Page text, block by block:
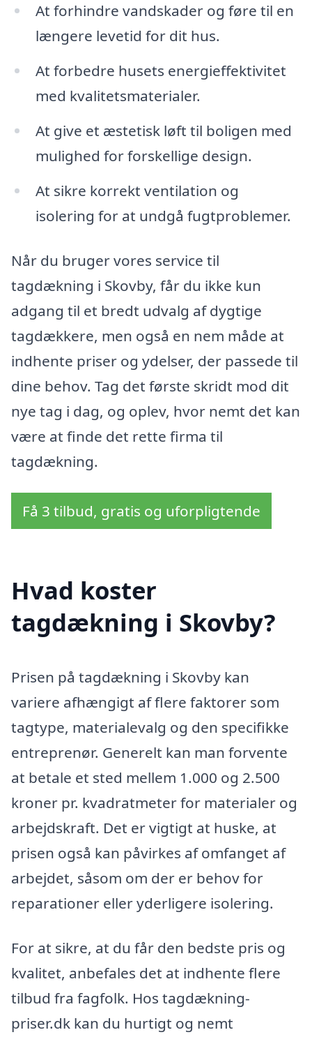
At forhindre vandskader og føre til en
længere levetid for dit hus.
At forbedre husets energieffektivitet
med kvalitetsmaterialer.
At give et æstetisk løft til boligen med
mulighed for forskellige design.
At sikre korrekt ventilation og
isolering for at undgå fugtproblemer.
Når du bruger vores service til
tagdækning i Skovby, får du ikke kun
adgang til et bredt udvalg af dygtige
tagdækkere, men også en nem måde at
indhente priser og ydelser, der passede til
dine behov. Tag det første skridt mod dit
nye tag i dag, og oplev, hvor nemt det kan
være at finde det rette firma til
tagdækning.
Få 3 tilbud, gratis og uforpligtende
Hvad koster
tagdækning i Skovby?
Prisen på tagdækning i Skovby kan
variere afhængigt af flere faktorer som
tagtype, materialevalg og den specifikke
entreprenør. Generelt kan man forvente
at betale et sted mellem 1.000 og 2.500
kroner pr. kvadratmeter for materialer og
arbejdskraft. Det er vigtigt at huske, at
prisen også kan påvirkes af omfanget af
arbejdet, såsom om der er behov for
reparationer eller yderligere isolering.
For at sikre, at du får den bedste pris og
kvalitet, anbefales det at indhente flere
tilbud fra fagfolk. Hos tagdækning-
priser.dk kan du hurtigt og nemt